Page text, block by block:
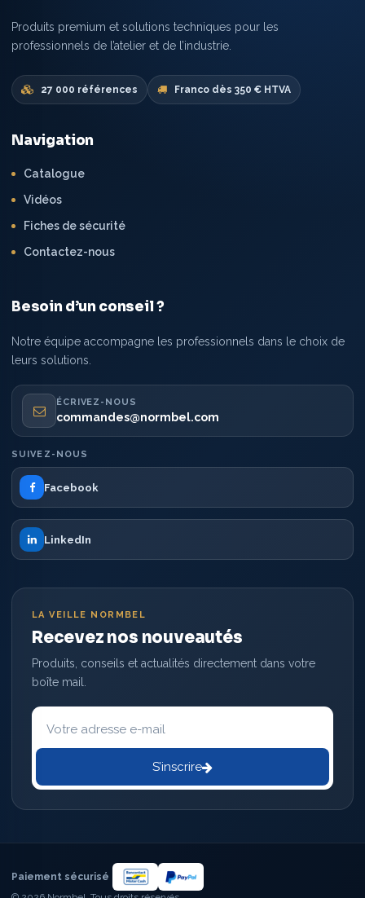
Produits premium et solutions techniques pour les
professionnels de l’atelier et de l’industrie.
27 000 références Franco dès 350 € HTVA
Navigation
Catalogue
Vidéos
Fiches de sécurité
Contactez-nous
Besoin d’un conseil ?
Notre équipe accompagne les professionnels dans le choix de
leurs solutions.
ÉCRIVEZ-NOUS
commandes@normbel.com
SUIVEZ-NOUS
Facebook
LinkedIn
LA VEILLE NORMBEL
Recevez nos nouveautés
Produits, conseils et actualités directement dans votre
boîte mail.
Votre
adresse
mail
S’inscrire
Paiement sécurisé